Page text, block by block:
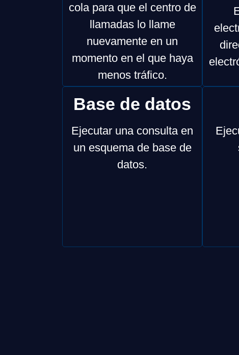
cola para que el centro de
llamadas lo llame
nuevamente en un
momento en el que haya
menos tráfico.
Base de datos
Ejecutar una consulta en
un esquema de base de
datos.